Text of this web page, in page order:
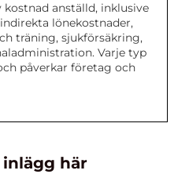
anställd, inklusive
lönekostnader,
träning, sjukförsäkring,
Varje typ
påverkar företag och
inlägg här